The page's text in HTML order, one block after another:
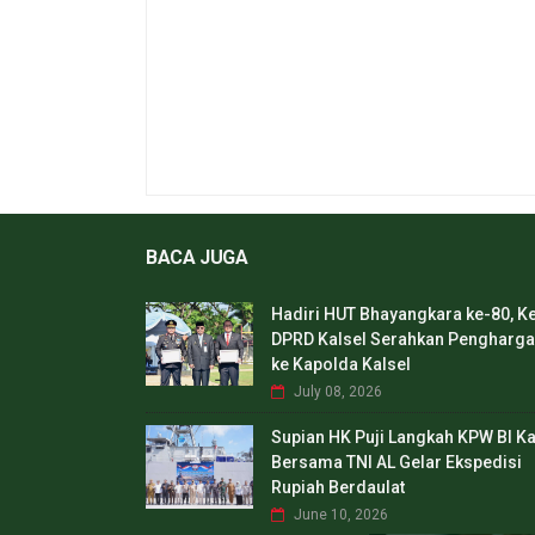
BACA JUGA
Hadiri HUT Bhayangkara ke-80,
DPRD Kalsel Serahkan
ke Kapolda Kalsel
July 08, 2026
Supian HK Puji Langkah KPW BI
Bersama TNI AL Gelar Ekspedisi
Rupiah Berdaulat
June 10, 2026